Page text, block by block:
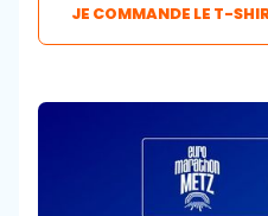
JE COMMANDE LE T-